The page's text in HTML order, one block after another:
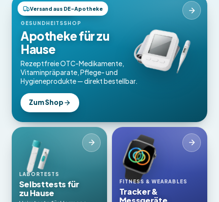
Versand aus DE-Apotheke
OTC-Produkte
GESUNDHEITSSHOP
Apotheke für zu
Hause
Rezeptfreie OTC-Medikamente,
Vitaminpräparate, Pflege- und
Hygieneprodukte — direkt bestellbar.
Zum Shop
LABORTESTS
Selbsttests für
zu Hause
FITNESS & WEARABLES
Tracker &